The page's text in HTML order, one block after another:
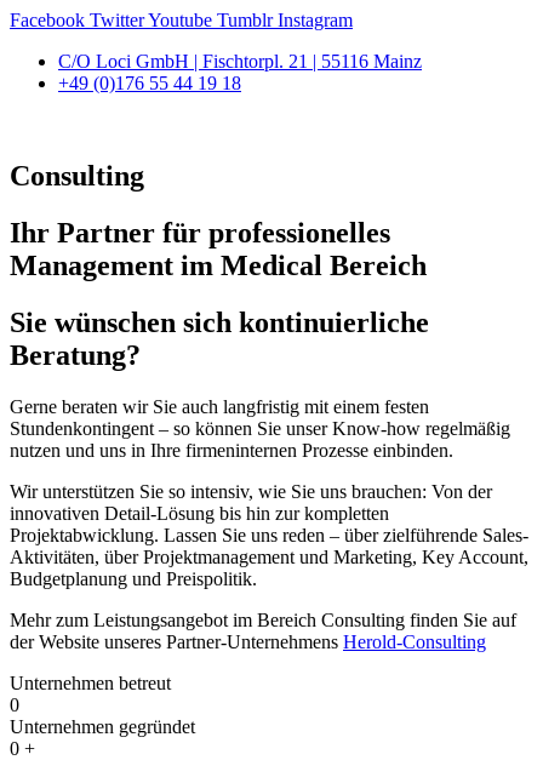
Facebook TwitterYoutube Tumblr Instagram
C/O Loci GmbH | Fischtorpl. 21 | 55116 Mainz
+49 (0)176 55 44 19 18
Consulting
Ihr Partner für professionelles
Management im Medical Bereich
Sie wünschen sich kontinuierliche
Beratung?
Gerne beraten wir Sie auch langfristig mit einem festen
Stundenkontingent – so können Sie unser Know-how regelmäßig
nutzen und uns in Ihre firmeninternen Prozesse einbinden.
Wir unterstützen Sie so intensiv, wie Sie uns brauchen: Von der
innovativen Detail-Lösung bis hin zur kompletten
Projektabwicklung. Lassen Sie uns reden – über zielführende Sales-
Aktivitäten, über Projektmanagement und Marketing, Key Account,
Budgetplanung und Preispolitik.
Mehr zum Leistungsangebot im Bereich Consulting finden Sie auf
der Website unseres Partner-Unternehmens Herold-Consulting
Unternehmen betreut
0
Unternehmen gegründet
0 +